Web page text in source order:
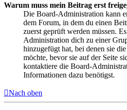
Warum muss mein Beitrag erst
Die Board-Administration kann
dem Forum, in dem du einen
zuerst geprüft werden müssen.
Administration dich zu einer
hinzugefügt hat, bei denen sie
möchte, bevor sie auf der Seite
kontaktiere die Board-
Informationen dazu benötigst.
Nach oben